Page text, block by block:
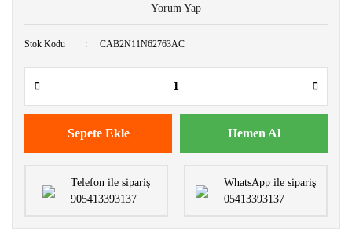
Yorum Yap
Stok Kodu CAB2N11N62763AC
Sepete Ekle Hemen Al
Telefon ile sipariş
905413393137
WhatsApp ile sipariş
05413393137